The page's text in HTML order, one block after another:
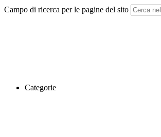
Campo di ricerca per le pagine del sito
Categorie